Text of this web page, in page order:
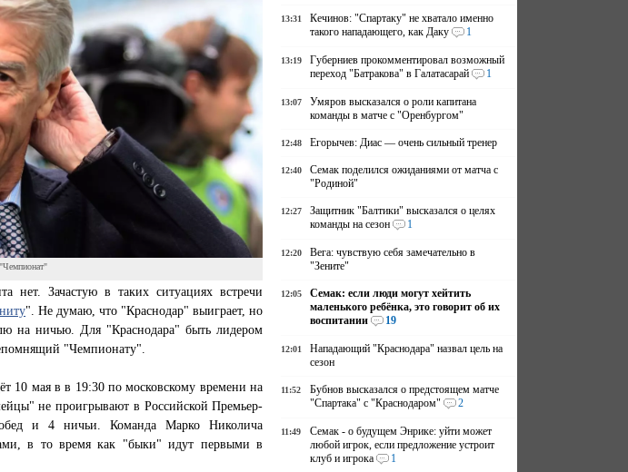
нет. Зачастую в таких ситуациях встречи
". Не думаю, что "Краснодар" выиграет, но
на ничью. Для "Краснодара" быть лидером
"Чемпионату".
мая в в 19:30 по московскому времени на
не проигрывают в Российской Премьер-
и 4 ничьи. Команда Марко Николича
в то время как "быки" идут первыми в
13:31
Кечинов: "Спартаку" не хватало именно
такого нападающего, как Даку
1
13:19
Губерниев прокомментировал возможный
переход "Батракова" в Галатасарай
1
13:07
Умяров высказался о роли капитана
команды в матче с "Оренбургом"
12:48 Егорычев: Диас — очень сильный тренер
12:40
Семак поделился ожиданиями от матча с
"Родиной"
12:27
Защитник "Балтики" высказался о целях
команды на сезон
1
12:20
Вега: чувствую себя замечательно в
"Зените"
12:05
Семак: если люди могут хейтить
маленького ребёнка, это говорит об их
воспитании
19
12:01
Нападающий "Краснодара" назвал цель на
сезон
11:52
Бубнов высказался о предстоящем матче
"Спартака" с "Краснодаром"
2
11:49
Семак - о будущем Энрике: уйти может
любой игрок, если предложение устроит
клуб и игрока
1